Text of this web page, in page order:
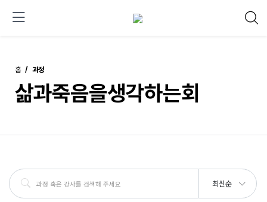
홈 과정
삶과죽음을생각하는회
최신순